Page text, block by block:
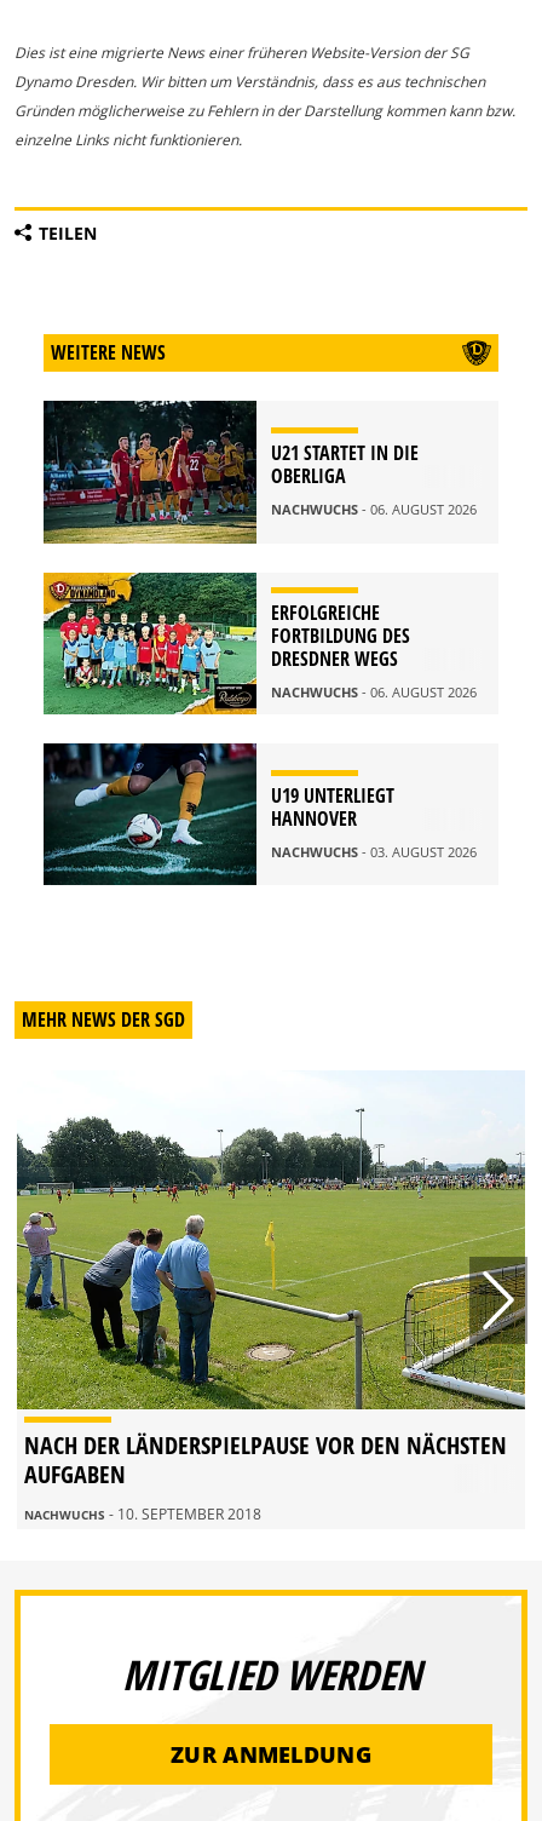
Dies ist eine migrierte News einer früheren Website-Version der SG
Dynamo Dresden. Wir bitten um Verständnis, dass es aus technischen
Gründen möglicherweise zu Fehlern in der Darstellung kommen kann bzw.
einzelne Links nicht funktionieren.
TEILEN
WEITERE NEWS
U21 STARTET IN DIE
OBERLIGA
NACHWUCHS - 06. AUGUST 2026
ERFOLGREICHE
FORTBILDUNG DES
DRESDNER WEGS
NACHWUCHS - 06. AUGUST 2026
U19 UNTERLIEGT
HANNOVER
NACHWUCHS - 03. AUGUST 2026
MEHR NEWS DER SGD
NACH DER LÄNDERSPIELPAUSE VOR DEN NÄCHSTEN
AUFGABEN
NACHWUCHS - 10. SEPTEMBER 2018
MITGLIED WERDEN
ZUR ANMELDUNG